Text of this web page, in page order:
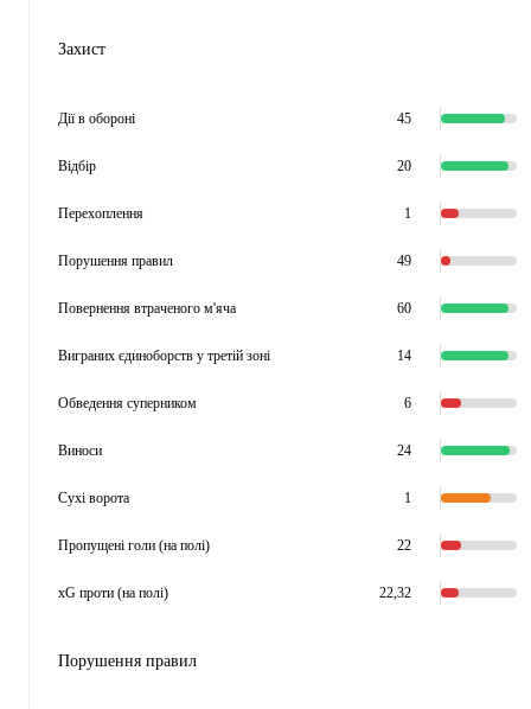
Захист
Дії в обороні 45
Відбір 20
Перехоплення 1
Порушення правил 49
Повернення втраченого м'яча 60
Виграних єдиноборств у третій зоні 14
Обведення суперником 6
Виноси 24
Сухі ворота 1
Пропущені голи (на полі) 22
xG проти (на полі) 22,32
Порушення правил